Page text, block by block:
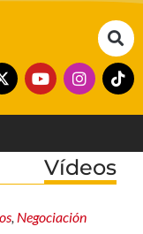
Vídeos
, Negociación